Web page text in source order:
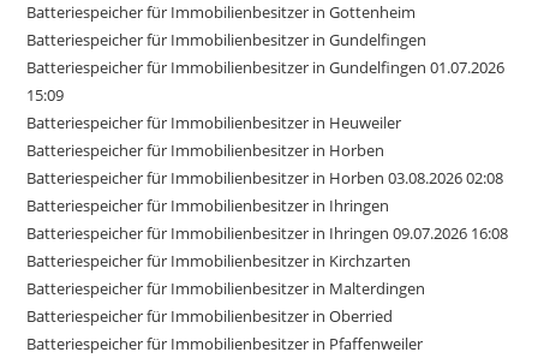
Batteriespeicher für Immobilienbesitzer in Gottenheim
Batteriespeicher für Immobilienbesitzer in Gundelfingen
Batteriespeicher für Immobilienbesitzer in Gundelfingen 01.07.2026
15:09
Batteriespeicher für Immobilienbesitzer in Heuweiler
Batteriespeicher für Immobilienbesitzer in Horben
Batteriespeicher für Immobilienbesitzer in Horben 03.08.2026 02:08
Batteriespeicher für Immobilienbesitzer in Ihringen
Batteriespeicher für Immobilienbesitzer in Ihringen 09.07.2026 16:08
Batteriespeicher für Immobilienbesitzer in Kirchzarten
Batteriespeicher für Immobilienbesitzer in Malterdingen
Batteriespeicher für Immobilienbesitzer in Oberried
Batteriespeicher für Immobilienbesitzer in Pfaffenweiler